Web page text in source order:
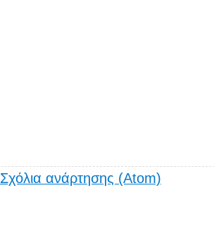
Σχόλια ανάρτησης (Atom)